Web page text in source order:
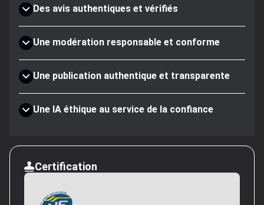
Des avis authentiques et vérifiés
Une modération responsable et conforme
Une publication authentique et transparente
Une IA éthique au service de la confiance
Certification